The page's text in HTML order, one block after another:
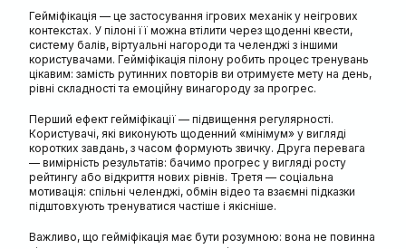
Гейміфікація — це застосування ігрових механік у неігрових
контекстах. У пілоні її можна втілити через щоденні квести,
систему балів, віртуальні нагороди та челенджі з іншими
користувачами. Гейміфікація пілону робить процес тренувань
цікавим: замість рутинних повторів ви отримуєте мету на день,
рівні складності та емоційну винагороду за прогрес.
Перший ефект гейміфікації — підвищення регулярності.
Користувачі, які виконують щоденний «мінімум» у вигляді
коротких завдань, з часом формують звичку. Друга перевага
— вимірність результатів: бачимо прогрес у вигляді росту
рейтингу або відкриття нових рівнів. Третя — соціальна
мотивація: спільні челенджі, обмін відео та взаємні підказки
підштовхують тренуватися частіше і якісніше.
Важливо, що гейміфікація має бути розумною: вона не повинна